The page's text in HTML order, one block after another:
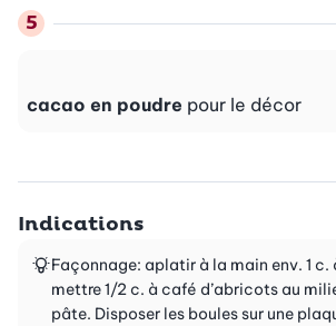
cacao en poudre pour le décor
Indications
Façonnage: aplatir à la main env. 1 c.
mettre 1/2 c. à café d’abricots au
pâte. Disposer les boules sur une